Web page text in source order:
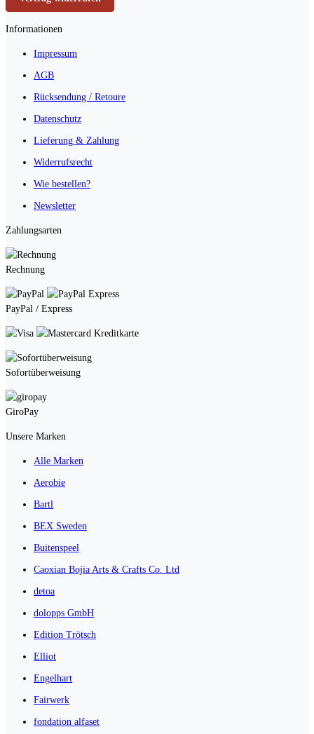
Informationen
Impressum
AGB
Rücksendung / Retoure
Datenschutz
Lieferung & Zahlung
Widerrufsrecht
Wie bestellen?
Newsletter
Zahlungsarten
Rechnung
PayPal / Express
Kreditkarte
Sofortüberweisung
GiroPay
Unsere Marken
Alle Marken
Aerobie
Bartl
BEX Sweden
Buitenspeel
Caoxian Bojia Arts & Crafts Co. Ltd
detoa
dolopps GmbH
Edition Trötsch
Elliot
Engelhart
Fairwerk
fondation alfaset